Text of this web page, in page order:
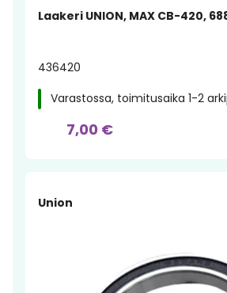
Laakeri UNION, MAX CB-420,
436420
Varastossa, toimitusaika 1-2
7,00 €
Union